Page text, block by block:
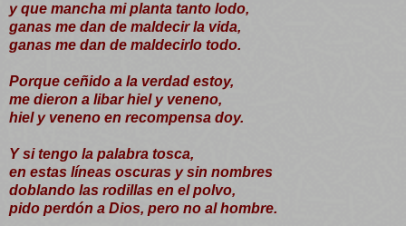
y que mancha mi planta tanto lodo,
ganas me dan de maldecir la vida,
ganas me dan de maldecirlo todo.
Porque ceñido a la verdad estoy,
me dieron a libar hiel y veneno,
hiel y veneno en recompensa doy.
Y si tengo la palabra tosca,
en estas líneas oscuras y sin nombres
doblando las rodillas en el polvo,
pido perdón a Dios, pero no al hombre.